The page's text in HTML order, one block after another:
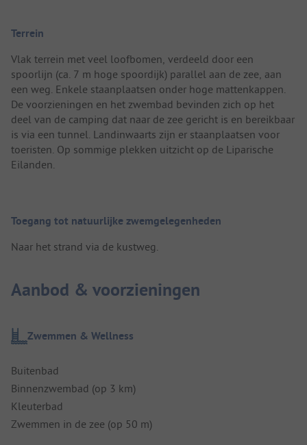
Terrein
Vlak terrein met veel loofbomen, verdeeld door een
spoorlijn (ca. 7 m hoge spoordijk) parallel aan de zee, aan
een weg. Enkele staanplaatsen onder hoge mattenkappen.
De voorzieningen en het zwembad bevinden zich op het
deel van de camping dat naar de zee gericht is en bereikbaar
is via een tunnel. Landinwaarts zijn er staanplaatsen voor
toeristen. Op sommige plekken uitzicht op de Liparische
Eilanden.
Toegang tot natuurlijke zwemgelegenheden
Naar het strand via de kustweg.
Aanbod & voorzieningen
Zwemmen & Wellness
Buitenbad
Binnenzwembad (op 3 km)
Kleuterbad
Zwemmen in de zee (op 50 m)